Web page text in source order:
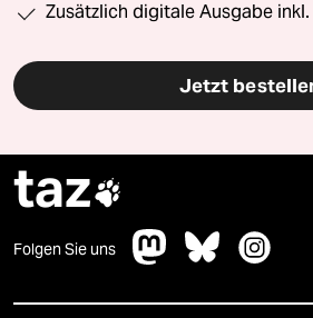
Zusätzlich digitale Ausgabe
Jetzt
taz
Folgen Sie uns